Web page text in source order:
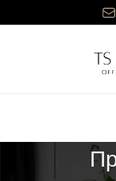
Цената за достава